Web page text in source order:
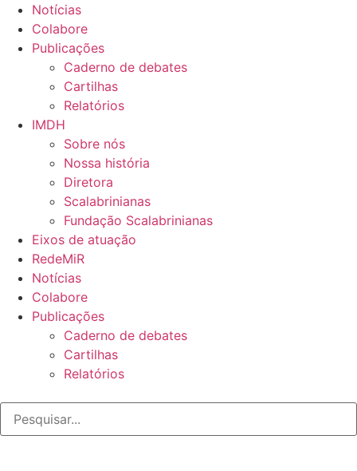
Notícias​
Colabore
Publicações
Caderno de debates
Cartilhas
Relatórios
IMDH
Sobre nós
Nossa história
Diretora
Scalabrinianas​
Fundação Scalabrinianas​
Eixos de atuação
RedeMiR
Notícias​
Colabore
Publicações
Caderno de debates
Cartilhas
Relatórios